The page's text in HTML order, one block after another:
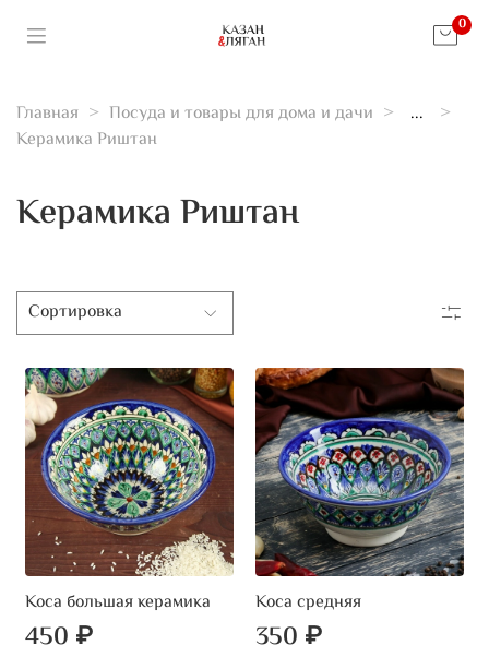
0
Главная Посуда и товары для дома и дачи
...
Керамика Риштан
Керамика Риштан
Коса большая керамика
450 ₽
Коса средняя
350 ₽